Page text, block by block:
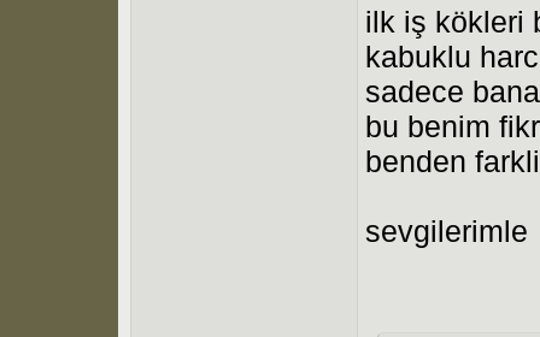
ilk iş kökleri
kabuklu
sadece
bu benim
benden
sevgilerimle